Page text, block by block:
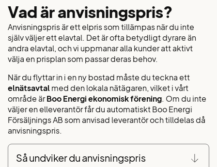
Så undviker du anvisningspris
Vad är anvisningspris?
Anvisningspris är ett elpris som tillämpas när du inte
själv väljer ett elavtal. Det är ofta betydligt dyrare än
andra elavtal, och vi uppmanar alla kunder att aktivt
välja en prisplan som passar deras behov.
När du flyttar in i en ny bostad måste du teckna ett
elnätsavtal med den lokala nätägaren, vilket i vårt
område ärBoo Energi ekonomisk förening. Om du inte
väljer en elleverantör får du automatiskt Boo Energi
Försäljnings AB som anvisad leverantör och tilldelas då
anvisningspris.